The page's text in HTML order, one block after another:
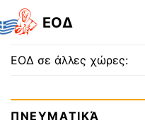
EOΔ
ΕΟΔ σε άλλες χώρες:
ΠΝΕΥΜΑΤΙΚΆ